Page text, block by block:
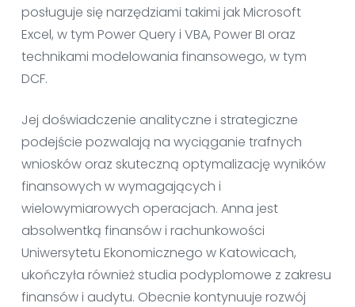
posługuje się narzędziami takimi jak Microsoft
Excel, w tym Power Query i VBA, Power BI oraz
technikami modelowania finansowego, w tym
DCF.
Jej doświadczenie analityczne i strategiczne
podejście pozwalają na wyciąganie trafnych
wniosków oraz skuteczną optymalizację wyników
finansowych w wymagających i
wielowymiarowych operacjach. Anna jest
absolwentką finansów i rachunkowości
Uniwersytetu Ekonomicznego w Katowicach,
ukończyła również studia podyplomowe z zakresu
finansów i audytu. Obecnie kontynuuje rozwój